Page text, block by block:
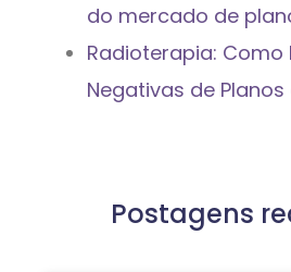
do mercado de
Radioterapia: Como
Negativas de
Postagens